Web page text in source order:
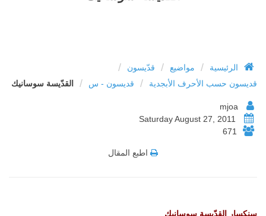
الرئيسية / مواضيع / قدّيسون /
قديسون حسب الأحرف الأبجدية / قديسون - س / القدّيسة سوسانيك
671
اطبع المقال
سنكسار القدّيسة سوسانيك